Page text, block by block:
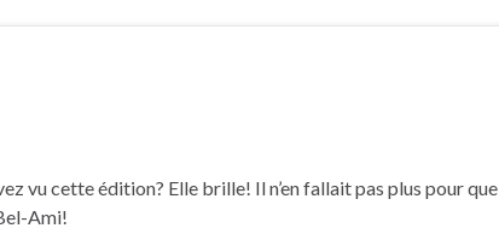
vu cette édition? Elle brille! Il n’en fallait pas plus pour que
Ami!